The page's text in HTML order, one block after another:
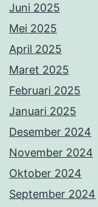
Juni 2025
Mei 2025
April 2025
Maret 2025
Februari 2025
Januari 2025
Desember 2024
November 2024
Oktober 2024
September 2024